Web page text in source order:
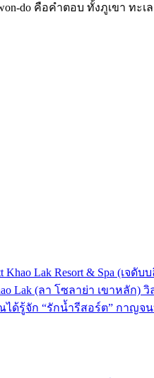
do คือคำตอบ ทั้งภูเขา
Khao Lak Resort & Spa (
Lak (ลา โซลาย่า เขาหลัก)
ได้รู้จัก “รักน้ำรีสอร์ต” กาญจน